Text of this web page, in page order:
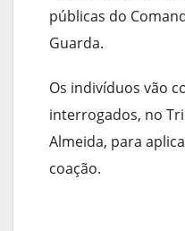
públicas do
Guarda.
Os indivíduos vão
interrogados, no
Almeida, para
coação.